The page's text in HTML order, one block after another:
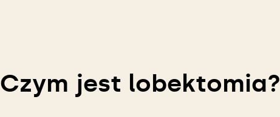
Czym jest lobektomia?